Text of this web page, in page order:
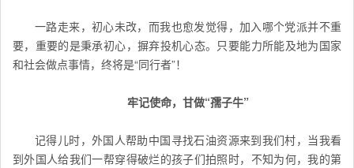
一路走来，初心未改，而我也愈发觉得，加入哪个党派并不重
要，重要的是秉承初心，摒弃投机心态。只要能力所能及地为国家
和社会做点事情，终将是“同行者”！
牢记使命，甘做“孺子牛”
记得儿时，外国人帮助中国寻找石油资源来到我们村，当我看
到外国人给我们一帮穿得破烂的孩子们拍照时，不知为何，我的第